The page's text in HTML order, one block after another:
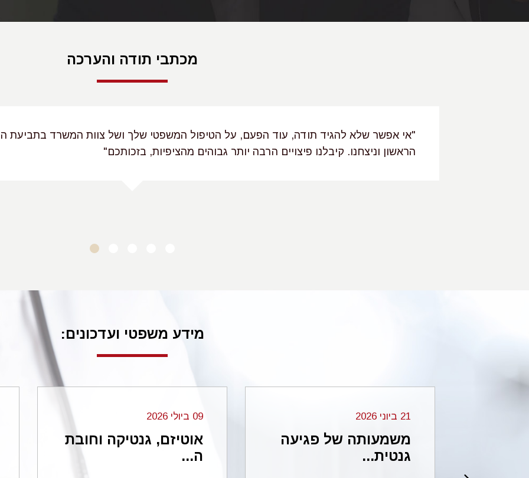
מכתבי תודה והערכה
"אי אפשר שלא להגיד תודה, עוד הפעם, על הטיפול המשפטי שלך ושל צוות המשרד בתביעת
הראשון וניצחנו. קיבלנו פיצויים הרבה יותר גבוהים מהציפיות, בזכותכם"
מידע משפטי ועדכונים:
21 ביוני 2026
משמעותה של פגיעה
גנטית...
09 ביולי 2026
אוטיזם, גנטיקה וחובת
ה...